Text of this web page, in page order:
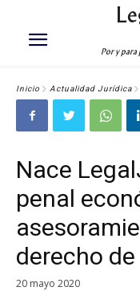
Por y para
Inicio Actualidad Jurídica
Nace
penal
derecho
20 mayo 2020